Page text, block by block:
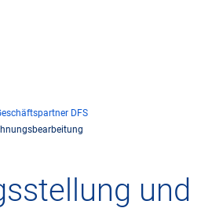
Geschäftspartner
Internationale
Anträge und
Freizeitaktivitäten
Publikationen
DFS
und